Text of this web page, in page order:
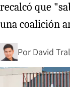
recalcó que
una coalición
Por David